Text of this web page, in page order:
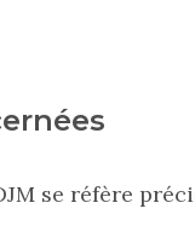
se réfère